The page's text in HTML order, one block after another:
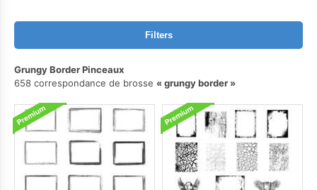
Filters
Grungy Border Pinceaux
658 correspondance de brosse
grungy border